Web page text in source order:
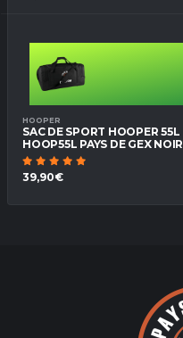
HOOPER
SAC DE SPORT HOOPER 55L
HOOP55L PAYS DE GEX NOIR
39,90€